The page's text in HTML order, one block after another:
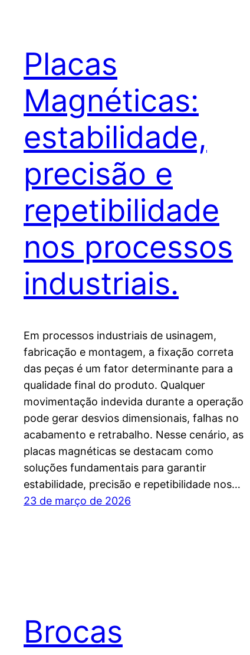
Placas
Magnéticas:
estabilidade,
precisão e
repetibilidade
nos processos
industriais.
Em processos industriais de usinagem,
fabricação e montagem, a fixação correta
das peças é um fator determinante para a
qualidade final do produto. Qualquer
movimentação indevida durante a operação
pode gerar desvios dimensionais, falhas no
acabamento e retrabalho. Nesse cenário, as
placas magnéticas se destacam como
soluções fundamentais para garantir
estabilidade, precisão e repetibilidade nos…
23 de março de 2026
Brocas